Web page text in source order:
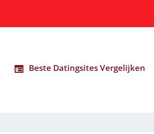
Beste Datingsites Vergelijken